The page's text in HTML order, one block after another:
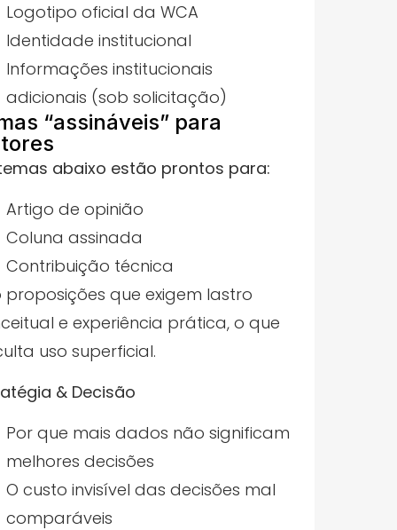
Logotipo oficial da WCA
Identidade institucional
Informações institucionais
adicionais (sob solicitação)
“assináveis” para
abaixo estão prontos para:
Artigo de opinião
Coluna assinada
Contribuição técnica
proposições que exigem lastro
e experiência prática, o que
uso superficial.
& Decisão
Por que mais dados não significam
melhores decisões
O custo invisível das decisões mal
comparáveis